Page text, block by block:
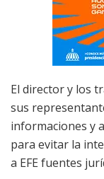
El director y los
sus
informaciones y
para evitar la
a EFE fuentes